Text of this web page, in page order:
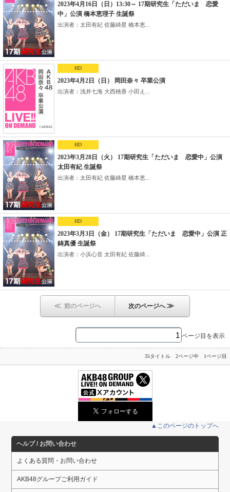
2023年4月16日（日）13:30～ 17期研究生「ただいま 恋愛
中」公演 橋本恵理子 生誕祭
出演者：太田有紀 佐藤綺星 橋本恵...
HD
2023年4月2日（日） 岡田奈々 卒業公演
出演者：浅井七海 大西桃香 小田え...
HD
2023年3月28日（火） 17期研究生「ただいま 恋愛中」公演
太田有紀 生誕祭
出演者：太田有紀 佐藤綺星 橋本恵...
HD
2023年3月3日（金） 17期研究生「ただいま 恋愛中」公演 正
鋳真優 生誕祭
出演者：小浜心音 太田有紀 佐藤綺...
≪ 前のページへ 次のページへ≫
ページ目を表示
35タイトル 2ページ中 1ページ目
▲このページのトップへ
ヘルプ / お問い合わせ
よくある質問・お問い合わせ
AKB48グループご利用ガイド